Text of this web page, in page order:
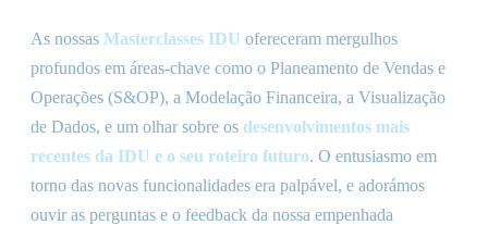
As nossas Masterclasses IDU ofereceram mergulhos
profundos em áreas-chave como o Planeamento de Vendas e
Operações (S&OP), a Modelação Financeira, a Visualização
de Dados, e um olhar sobre os desenvolvimentos mais
recentes da IDU e o seu roteiro futuro. O entusiasmo em
torno das novas funcionalidades era palpável, e adorámos
ouvir as perguntas e o feedback da nossa empenhada